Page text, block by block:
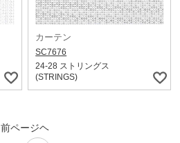
カーテン
SC7676
24-28 ストリングス
(STRINGS)
前ページヘ